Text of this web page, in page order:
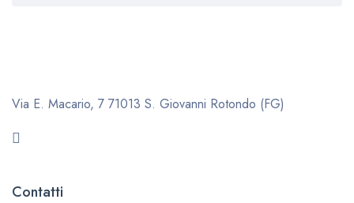
Via E. Macario, 7 71013 S. Giovanni Rotondo (FG)
Contatti